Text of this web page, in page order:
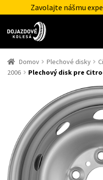
Zavolajte nášmu
Domov Plechové disky
2006
Plechový disk pre